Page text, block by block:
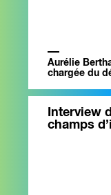
Aurélie
chargée du
Interview
champs